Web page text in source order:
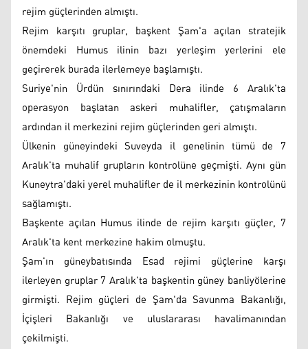
rejim güçlerinden almıştı.
Rejim karşıtı gruplar, başkent Şam'a açılan stratejik
önemdeki Humus ilinin bazı yerleşim yerlerini ele
geçirerek burada ilerlemeye başlamıştı.
Suriye'nin Ürdün sınırındaki Dera ilinde 6 Aralık'ta
operasyon başlatan askeri muhalifler, çatışmaların
ardından il merkezini rejim güçlerinden geri almıştı.
Ülkenin güneyindeki Suveyda il genelinin tümü de 7
Aralık'ta muhalif grupların kontrolüne geçmişti. Aynı gün
Kuneytra'daki yerel muhalifler de il merkezinin kontrolünü
sağlamıştı.
Başkente açılan Humus ilinde de rejim karşıtı güçler, 7
Aralık'ta kent merkezine hakim olmuştu.
Şam'ın güneybatısında Esad rejimi güçlerine karşı
ilerleyen gruplar 7 Aralık'ta başkentin güney banliyölerine
girmişti. Rejim güçleri de Şam'da Savunma Bakanlığı,
İçişleri Bakanlığı ve uluslararası havalimanından
çekilmişti.